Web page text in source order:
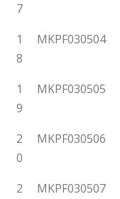
7
1
8
MKPF030504
1
9
MKPF030505
2
0
MKPF030506
2
MKPF030507